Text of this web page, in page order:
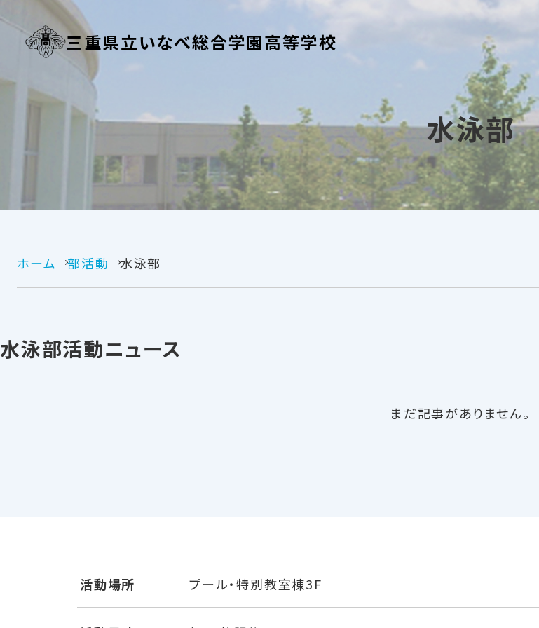
三重県立いなべ総合学園高等学校
水泳部
ホーム 部活動 水泳部
水泳部活動ニュース
まだ記事がありません。
活動場所 プール・特別教室棟3F